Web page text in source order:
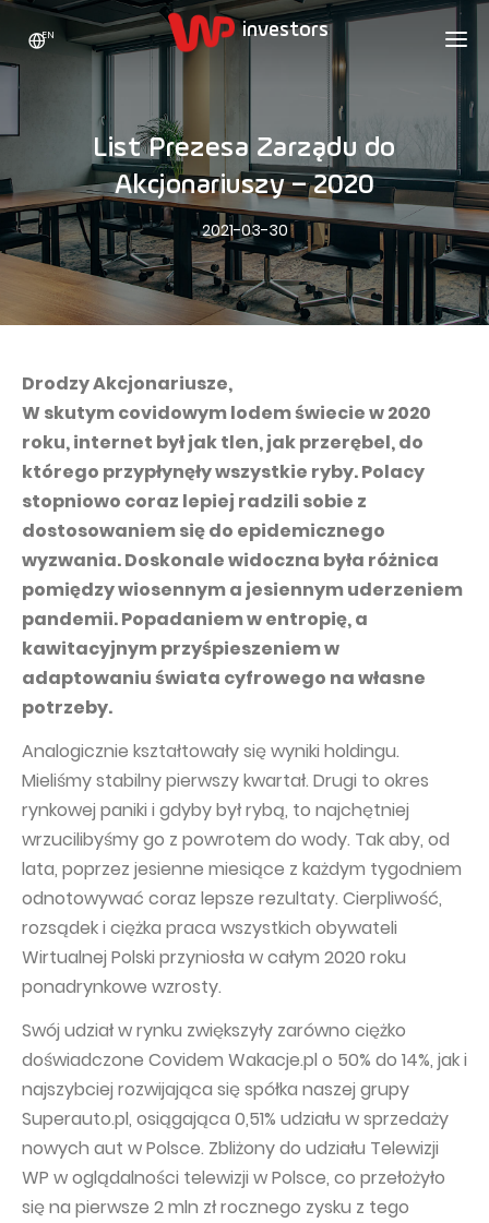
ABOUT US
Who we are
Growth strategy
Statistics
The values
Compliance
Our history
Press office
Sustainable development
CAPITAL GROUP
WP Media
Invia Group
Wakacje.pl
Audioteka Group
Totalmoney
Extradom
Wirtualne Media
SHARES
Stock Quotes
WPL Shares
Announcements
Motivational programs
PUBLICATIONS AND TIMETABLE
Current reports
Periodic reports
Integrated reports
Letters of the CEO
Financial presentations
WPH Calendar
CORPORATE GOVERNANCE
Statute
Management Board
Supervisory Board
General meeting of Shareholders
Best practices
ADVERTISING
CAREER
WP Media
Extradom
Nocowanie.pl
Superauto.pl
Homebook
CONTACT
EN
List Prezesa Zarządu do
Akcjonariuszy – 2020
2021-03-30
Drodzy Akcjonariusze,
W skutym covidowym lodem świecie w 2020
roku, internet był jak tlen, jak przerębel, do
którego przypłynęły wszystkie ryby. Polacy
stopniowo coraz lepiej radzili sobie z
dostosowaniem się do epidemicznego
wyzwania. Doskonale widoczna była różnica
pomiędzy wiosennym a jesiennym uderzeniem
pandemii. Popadaniem w entropię, a
kawitacyjnym przyśpieszeniem w
adaptowaniu świata cyfrowego na własne
potrzeby.
Analogicznie kształtowały się wyniki holdingu.
Mieliśmy stabilny pierwszy kwartał. Drugi to okres
rynkowej paniki i gdyby był rybą, to najchętniej
wrzucilibyśmy go z powrotem do wody. Tak aby, od
lata, poprzez jesienne miesiące z każdym tygodniem
odnotowywać coraz lepsze rezultaty. Cierpliwość,
rozsądek i ciężka praca wszystkich obywateli
Wirtualnej Polski przyniosła w całym 2020 roku
ponadrynkowe wzrosty.
Swój udział w rynku zwiększyły zarówno ciężko
doświadczone Covidem Wakacje.pl o 50% do 14%, jak i
najszybciej rozwijająca się spółka naszej grupy
Superauto.pl, osiągająca 0,51% udziału w sprzedaży
nowych aut w Polsce. Zbliżony do udziału Telewizji
WP w oglądalności telewizji w Polsce, co przełożyło
się na pierwsze 2 mln zł rocznego zysku z tego